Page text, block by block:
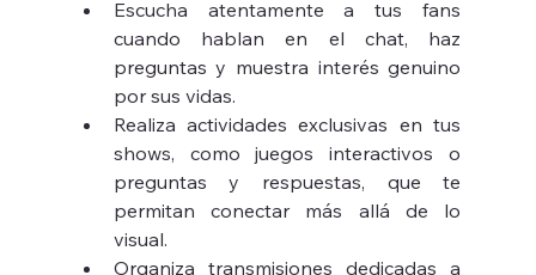
Escucha atentamente a tus fans
cuando hablan en el chat, haz
preguntas y muestra interés genuino
por sus vidas.
Realiza actividades exclusivas en tus
shows, como juegos interactivos o
preguntas y respuestas, que te
permitan conectar más allá de lo
visual.
Organiza transmisiones dedicadas a